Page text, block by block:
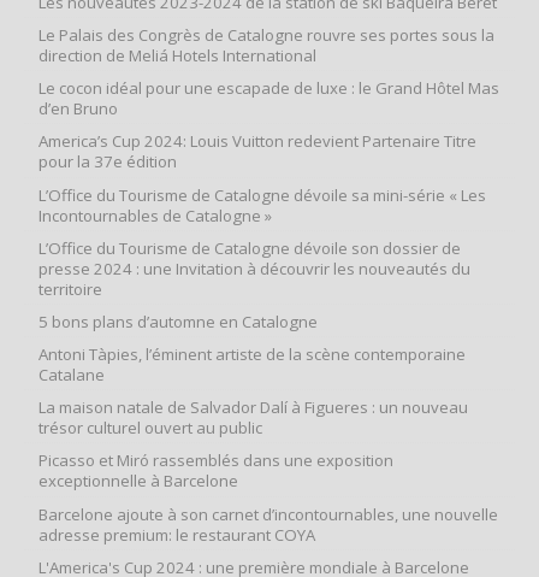
Le Palais des Congrès de Catalogne rouvre ses portes sous la
direction de Meliá Hotels International
Le cocon idéal pour une escapade de luxe : le Grand Hôtel Mas
d’en Bruno
America’s Cup 2024: Louis Vuitton redevient Partenaire Titre
pour la 37e édition
L’Office du Tourisme de Catalogne dévoile sa mini-série « Les
Incontournables de Catalogne »
L’Office du Tourisme de Catalogne dévoile son dossier de
presse 2024 : une Invitation à découvrir les nouveautés du
territoire
5 bons plans d’automne en Catalogne
Antoni Tàpies, l’éminent artiste de la scène contemporaine
Catalane
La maison natale de Salvador Dalí à Figueres : un nouveau
trésor culturel ouvert au public
Picasso et Miró rassemblés dans une exposition
exceptionnelle à Barcelone
Barcelone ajoute à son carnet d’incontournables, une nouvelle
adresse premium: le restaurant COYA
L'America's Cup 2024 : une première mondiale à Barcelone